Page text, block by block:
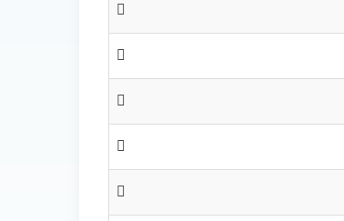
𤫪
𤫫
𤫬
𤫭
𤫯